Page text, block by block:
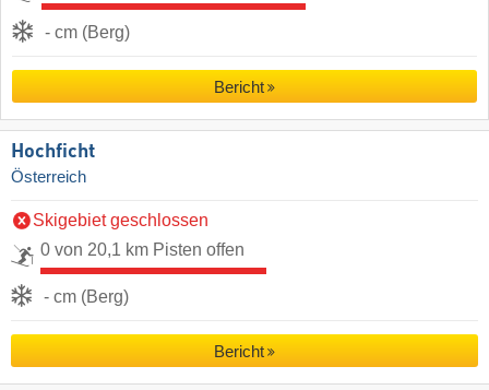
- cm (Berg)
Bericht
Hochficht
Österreich
Skigebiet geschlossen
0 von 20,1 km Pisten offen
- cm (Berg)
Bericht